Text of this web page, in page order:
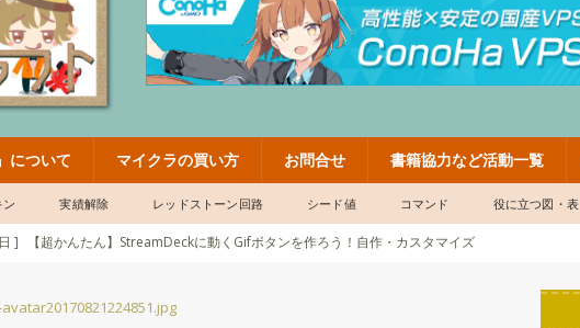
について マイクラの買い方 お問合せ 書籍協力など活動一覧
ン 実績解除 レッドストーン回路 シード値 コマンド 役に立つ図・表
]
【超かんたん】StreamDeckに動くGifボタンを作ろう！自作・カスタマイズ
] 【超かんたん！】StreamDeckのボタンの作り方！「KeyCreator」使い方解説